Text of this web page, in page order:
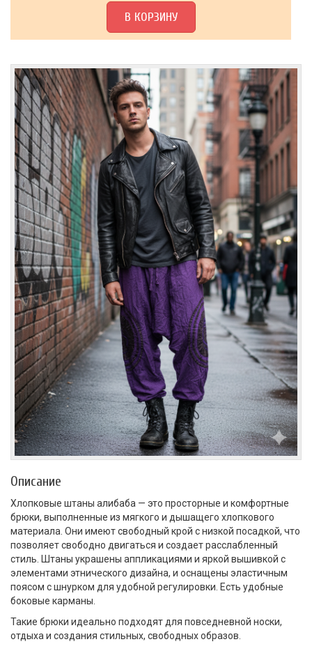
В КОРЗИНУ
Описание
Хлопковые штаны алибаба — это просторные и комфортные
брюки, выполненные из мягкого и дышащего хлопкового
материала. Они имеют свободный крой с низкой посадкой, что
позволяет свободно двигаться и создает расслабленный
стиль. Штаны украшены аппликациями и яркой вышивкой с
элементами этнического дизайна, и оснащены эластичным
поясом с шнурком для удобной регулировки. Есть удобные
боковые карманы.
Такие брюки идеально подходят для повседневной носки,
отдыха и создания стильных, свободных образов.